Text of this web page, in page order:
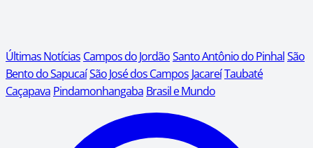
Últimas Notícias Campos do JordãoSanto Antônio do PinhalSão
Bento do SapucaíSão José dos Campos JacareíTaubaté
Caçapava Pindamonhangaba Brasil e Mundo